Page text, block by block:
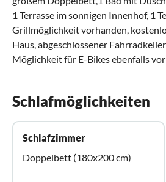
1 Terrasse im sonnigen Innenhof, 1
Grillmöglichkeit vorhanden,
Haus, abgeschlossener
Möglichkeit für E-Bikes ebenfalls
Schlafmöglichkeiten
Schlafzimmer
Doppelbett (180x200 cm)